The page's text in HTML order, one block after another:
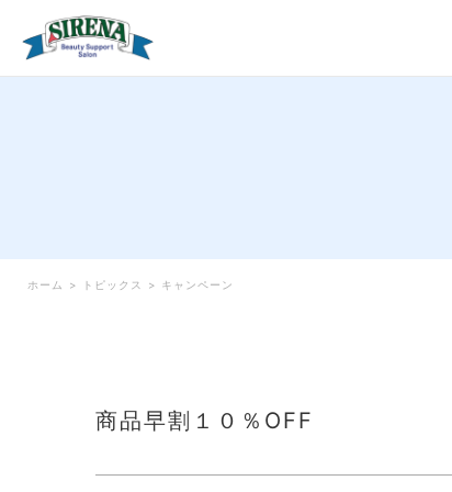
ホーム > トピックス > キャンペーン
商品早割１０％OFF